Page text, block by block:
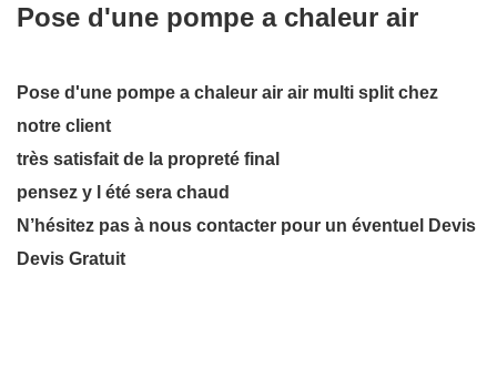
Pose d'une pompe a chaleur air
Pose d'une pompe a chaleur air air multi split chez
notre client
très satisfait de la propreté final
pensez y l été sera chaud
N’hésitez pas à nous contacter pour un éventuel Devis
Devis Gratuit